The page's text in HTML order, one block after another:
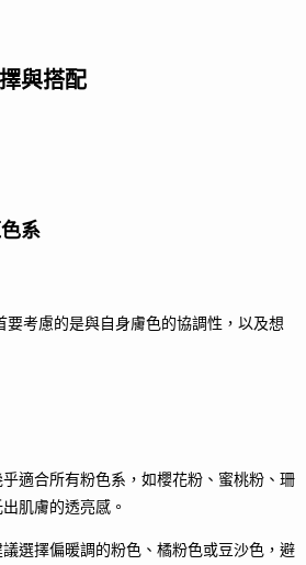
與搭配
系
要考慮的是與自身膚色的協調性，以及想
乎適合所有粉色系，如櫻花粉、蜜桃粉、珊
肌膚的透亮感。
議選擇偏暖調的粉色、橘粉色或豆沙色，避